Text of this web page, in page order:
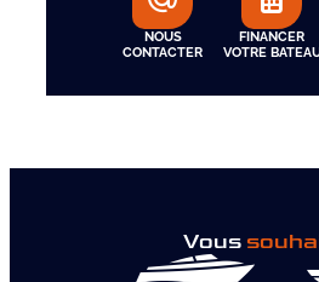
NOUS
CONTACTER
FINANCER
VOTRE
Vous